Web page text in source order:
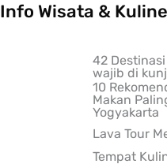
Info Wisata &
42
wajib di
10
Makan
Yogyakarta
Lava Tour
Tempat